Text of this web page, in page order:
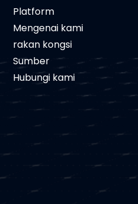
Platform
Mengenai kami
rakan kongsi
Sumber
Hubungi kami